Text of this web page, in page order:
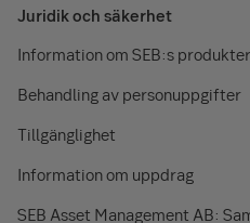
Juridik och säkerhet
Information om SEB:s
Behandling av personuppgifter
Tillgänglighet
Information om uppdrag
SEB Asset Management AB: